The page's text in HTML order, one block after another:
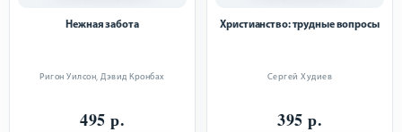
Нежная забота
Ригон Уилсон,Дэвид Кронбах
495 р.
Христианство: трудные вопросы
Сергей Худиев
395 р.